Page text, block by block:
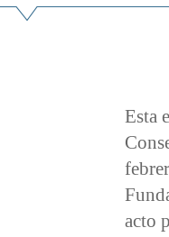
Esta
acto